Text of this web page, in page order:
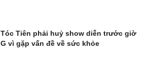
Tóc Tiên phải huỷ show diễn trước giờ
G vì gặp vấn đề về sức khỏe